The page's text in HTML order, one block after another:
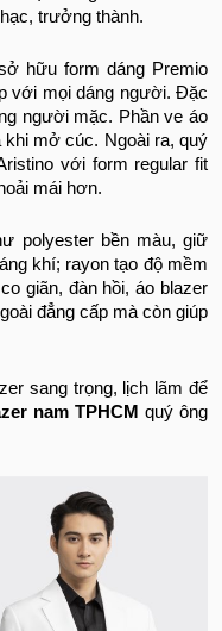
trưởng thành.
hữu form dáng Premio
với mọi dáng người. Đặc
người mặc. Phần ve áo
khi mở cúc. Ngoài ra, quý
với form regular fit
mái hơn.
polyester bền màu, giữ
khí; rayon tạo độ mềm
giãn, đàn hồi, áo blazer
đẳng cấp mà còn giúp
sang trọng, lịch lãm để
nam TPHCM quý ông